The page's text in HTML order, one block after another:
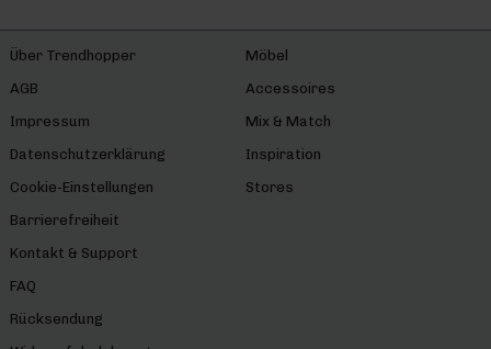
Über Trendhopper
AGB
Impressum
Datenschutzerklärung
Cookie-Einstellungen
Barrierefreiheit
Kontakt & Support
FAQ
Rücksendung
Möbel
Accessoires
Mix & Match
Inspiration
Stores